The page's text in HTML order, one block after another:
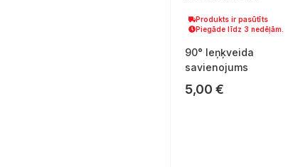
Produkts ir pasūtīts
Piegāde līdz 3 nedēļām.
90° leņķveida
savienojums
5,00 €